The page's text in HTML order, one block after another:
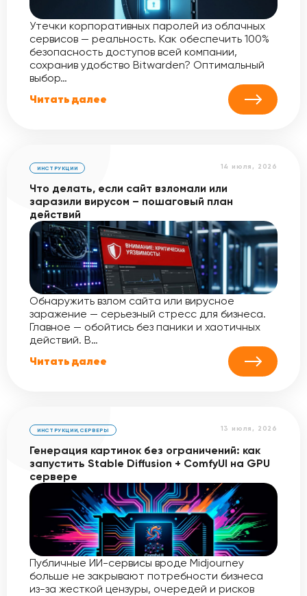
Утечки корпоративных паролей из облачных
сервисов — реальность. Как обеспечить 100%
безопасность доступов всей компании,
сохранив удобство Bitwarden? Оптимальный
выбор…
Читать далее
14 июля, 2026
ИНСТРУКЦИИ
Что делать, если сайт взломали или
заразили вирусом – пошаговый план
действий
Обнаружить взлом сайта или вирусное
заражение — серьезный стресс для бизнеса.
Главное — обойтись без паники и хаотичных
действий. В…
Читать далее
13 июля, 2026
ИНСТРУКЦИИ, СЕРВЕРЫ
Генерация картинок без ограничений: как
запустить Stable Diffusion + ComfyUI на GPU
сервере
Публичные ИИ-сервисы вроде Midjourney
больше не закрывают потребности бизнеса
из-за жесткой цензуры, очередей и рисков